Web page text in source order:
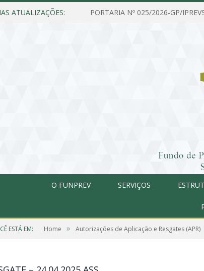
ATUALIZAÇÕES:
O FUNPREV SERVIÇOS
ESTÁ EM: Home » Autorizações de Aplicação e Resgates (APR)